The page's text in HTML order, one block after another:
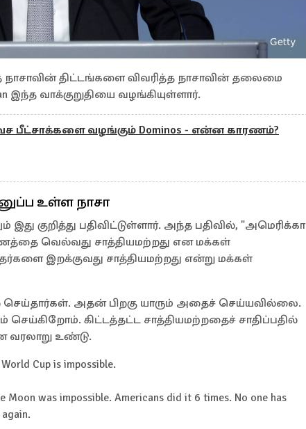
நாசாவின் திட்டங்களை விவரித்த நாசாவின் தலைமை
இந்த வாக்குறுதியை வழங்கியுள்ளார்.
பீட்சாக்களை வழங்கும் Dominos - என்ன காரணம்?
உள்ள நாசா
குறித்து பதிவிட்டுள்ளார். அந்த பதிவில், "அமெரிக்கா
வெல்வது சாத்தியமற்றது என மக்கள்
இறக்குவது சாத்தியமற்றது என்று மக்கள்
அதன் பிறகு யாரும் அதைச் செய்யவில்லை.
கிட்டத்தட்ட சாத்தியமற்றதைச் சாதிப்பதில்
வரலாறு உண்டு.
Cup is impossible.
Moon was impossible. Americans did it 6 times. No one has